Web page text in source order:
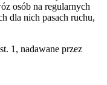
osób na regularnych
dla nich pasach ruchu,
1, nadawane przez